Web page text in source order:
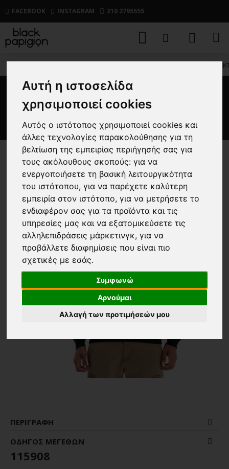
Αυτή η ιστοσελίδα
χρησιμοποιεί cookies
Αυτός ο ιστότοπος χρησιμοποιεί cookies και
άλλες τεχνολογίες παρακολούθησης για τη
βελτίωση της εμπειρίας περιήγησής σας για
τους ακόλουθους σκοπούς:για να
ενεργοποιήσετε τη βασική λειτουργικότητα
του ιστότοπου,για να παρέχετε καλύτερη
εμπειρία στον ιστότοπο,για να μετρήσετε το
ενδιαφέρον σας για τα προϊόντα και τις
υπηρεσίες μας και να εξατομικεύσετε τις
αλληλεπιδράσεις μάρκετινγκ,για να
προβάλλετε διαφημίσεις που είναι πιο
σχετικές με εσάς.
Συμφωνώ
Αρνούμαι
Αλλαγή των προτιμήσεών μου
FACEBOOK INSTAGRAM 210 2795555
ΑΝΔΡΙΚΑ ΜΠΛΟΥΖΕΣ ΠΛΕΚΤΕΣ Μπλούζα
Μπλούζα πλεκτή Emerson
ΠΕΡΙΓΡΑΦΉ
ΟΔΗΓΌΣ ΜΕΓΕΘΏΝ
115908